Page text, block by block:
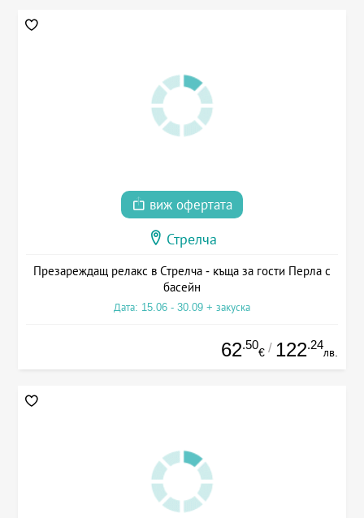
виж офертата
Стрелча
Презареждащ релакс в Стрелча - къща за гости Перла с
басейн
Дата: 15.06 - 30.09 + закуска
62.50
€ / 122.24
лв.